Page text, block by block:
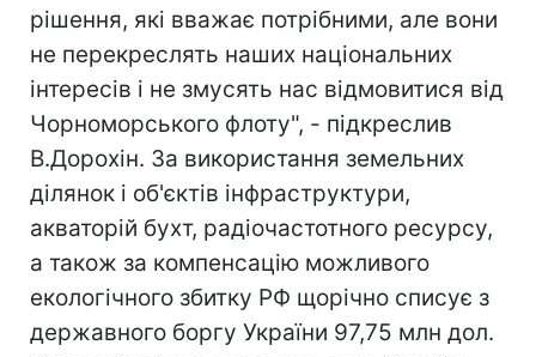
рішення, які вважає потрібними, але вони
не перекреслять наших національних
інтересів і не змусять нас відмовитися від
Чорноморського флоту", - підкреслив
В.Дорохін. За використання земельних
ділянок і об'єктів інфраструктури,
акваторій бухт, радіочастотного ресурсу,
а також за компенсацію можливого
екологічного збитку РФ щорічно списує з
державного боргу України 97,75 млн дол.